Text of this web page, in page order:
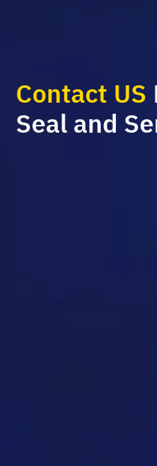
Contact US
Seal and